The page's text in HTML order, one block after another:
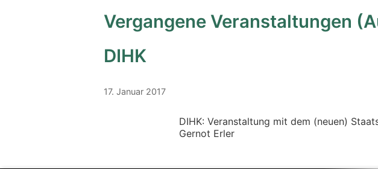
Vergangene Veranstaltungen
DIHK
17. Januar 2017
DIHK: Veranstaltung mit dem (neuen)
Gernot Erler